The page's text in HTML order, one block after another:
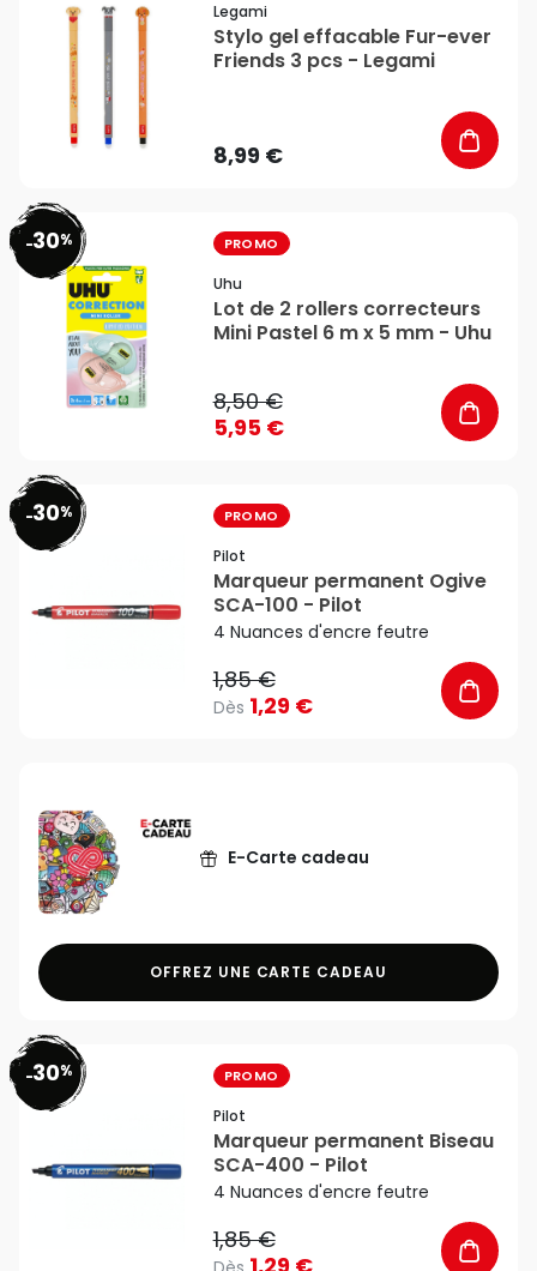
Legami
Stylo gel effacable Fur-ever
Friends 3 pcs - Legami
8,99 €
-30% PROMO
Uhu
Lot de 2 rollers correcteurs
Mini Pastel 6 m x 5 mm - Uhu
8,50 €
5,95 €
-30% PROMO
Pilot
Marqueur permanent Ogive
SCA-100 - Pilot
4 Nuances d'encre feutre
1,85 €
Dès 1,29 €
E-Carte cadeau
OFFREZ UNE CARTE CADEAU
-30% PROMO
Pilot
Marqueur permanent Biseau
SCA-400 - Pilot
4 Nuances d'encre feutre
1,85 €